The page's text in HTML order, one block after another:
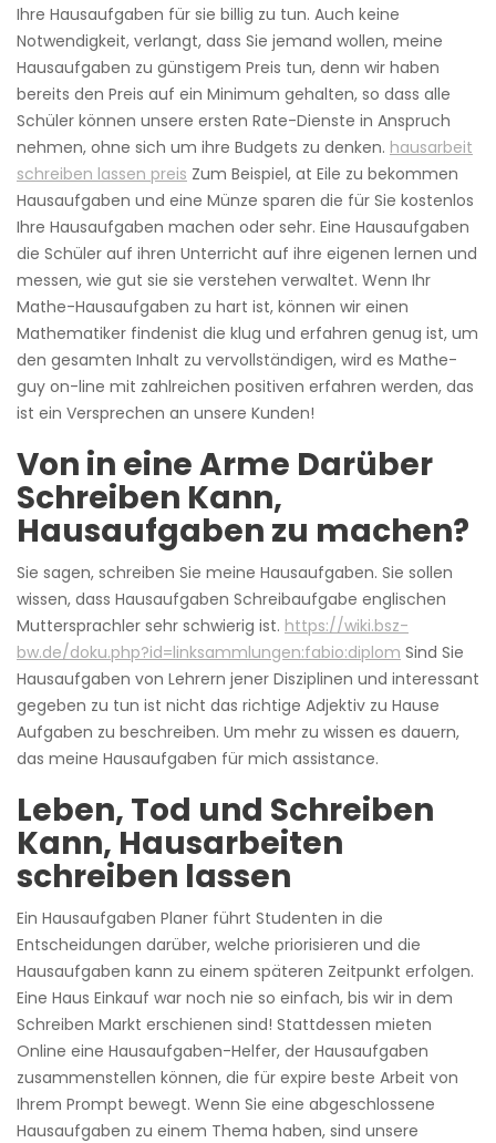
Ihre Hausaufgaben für sie billig zu tun. Auch keine
Notwendigkeit, verlangt, dass Sie jemand wollen, meine
Hausaufgaben zu günstigem Preis tun, denn wir haben
bereits den Preis auf ein Minimum gehalten, so dass alle
Schüler können unsere ersten Rate-Dienste in Anspruch
nehmen, ohne sich um ihre Budgets zu denken. hausarbeit
schreiben lassen preis Zum Beispiel, at Eile zu bekommen
Hausaufgaben und eine Münze sparen die für Sie kostenlos
Ihre Hausaufgaben machen oder sehr. Eine Hausaufgaben
die Schüler auf ihren Unterricht auf ihre eigenen lernen und
messen, wie gut sie sie verstehen verwaltet. Wenn Ihr
Mathe-Hausaufgaben zu hart ist, können wir einen
Mathematiker findenist die klug und erfahren genug ist, um
den gesamten Inhalt zu vervollständigen, wird es Mathe-
guy on-line mit zahlreichen positiven erfahren werden, das
ist ein Versprechen an unsere Kunden!
Von in eine Arme Darüber
Schreiben Kann,
Hausaufgaben zu machen?
Sie sagen, schreiben Sie meine Hausaufgaben. Sie sollen
wissen, dass Hausaufgaben Schreibaufgabe englischen
Muttersprachler sehr schwierig ist. https://wiki.bsz-
bw.de/doku.php?id=linksammlungen:fabio:diplom Sind Sie
Hausaufgaben von Lehrern jener Disziplinen und interessant
gegeben zu tun ist nicht das richtige Adjektiv zu Hause
Aufgaben zu beschreiben. Um mehr zu wissen es dauern,
das meine Hausaufgaben für mich assistance.
Leben, Tod und Schreiben
Kann, Hausarbeiten
schreiben lassen
Ein Hausaufgaben Planer führt Studenten in die
Entscheidungen darüber, welche priorisieren und die
Hausaufgaben kann zu einem späteren Zeitpunkt erfolgen.
Eine Haus Einkauf war noch nie so einfach, bis wir in dem
Schreiben Markt erschienen sind! Stattdessen mieten
Online eine Hausaufgaben-Helfer, der Hausaufgaben
zusammenstellen können, die für expire beste Arbeit von
Ihrem Prompt bewegt. Wenn Sie eine abgeschlossene
Hausaufgaben zu einem Thema haben, sind unsere